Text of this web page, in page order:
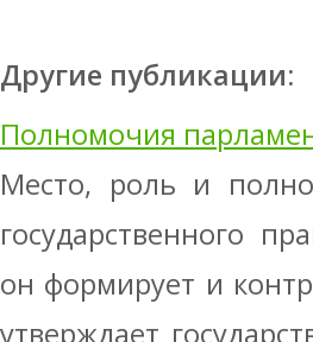
Другие публикации:
Полномочия
Место, роль и
государственного
он формирует и
утверждает